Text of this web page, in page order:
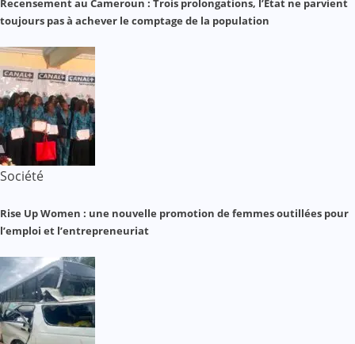
Recensement au Cameroun : Trois prolongations, l’État ne parvient
toujours pas à achever le comptage de la population
Société
Rise Up Women : une nouvelle promotion de femmes outillées pour
l’emploi et l’entrepreneuriat